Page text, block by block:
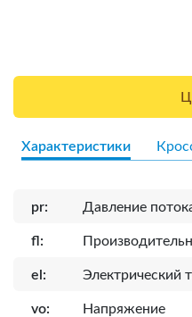
Характеристики
pr: Давление
fl:
el: Электрический
vo: Напряжение